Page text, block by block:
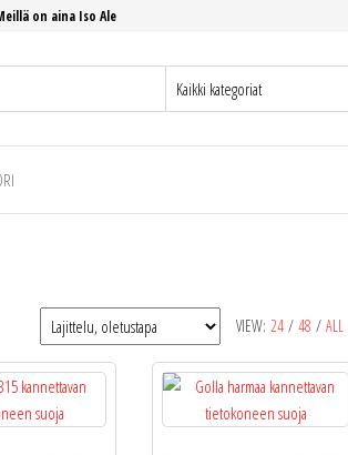
on aina Iso Ale
VIEW: 24 / 48 / ALL